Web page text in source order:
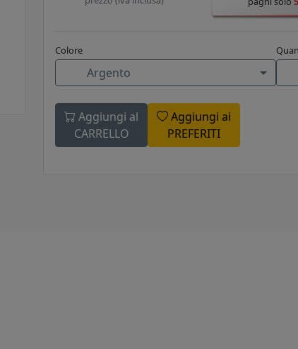
Colore
Argento
Aggiungi al
CARRELLO
Aggiungi ai
PREFERITI